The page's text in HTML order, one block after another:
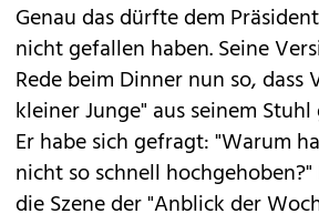
Genau das dürfte dem
nicht gefallen haben. Seine
Rede beim Dinner nun so, dass
kleiner Junge" aus seinem
Er habe sich gefragt: "Warum
nicht so schnell
die Szene der "Anblick der